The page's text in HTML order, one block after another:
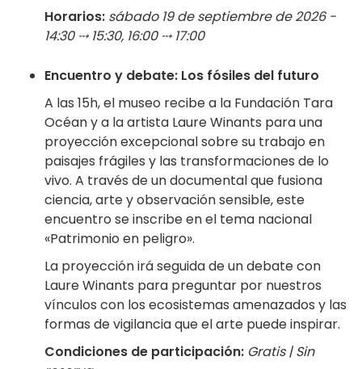
Horarios: sábado 19 de septiembre de 2026 -
14:30 ⤏ 15:30, 16:00 ⤏ 17:00
Encuentro y debate: Los fósiles del futuro
A las 15h, el museo recibe a la Fundación Tara
Océan y a la artista Laure Winants para una
proyección excepcional sobre su trabajo en
paisajes frágiles y las transformaciones de lo
vivo. A través de un documental que fusiona
ciencia, arte y observación sensible, este
encuentro se inscribe en el tema nacional
«Patrimonio en peligro».
La proyección irá seguida de un debate con
Laure Winants para preguntar por nuestros
vínculos con los ecosistemas amenazados y las
formas de vigilancia que el arte puede inspirar.
Condiciones de participación: Gratis | Sin